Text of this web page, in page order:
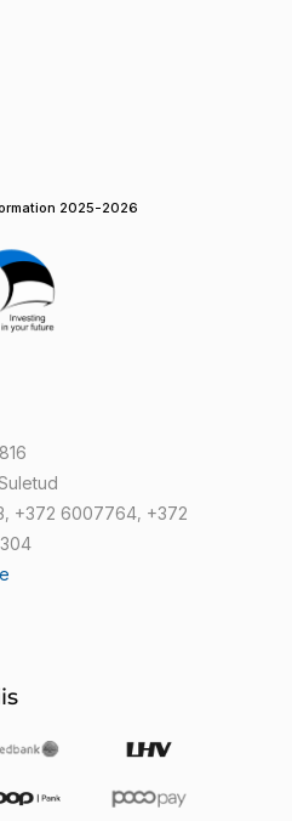
2025-2026
, +372 6007764, +372